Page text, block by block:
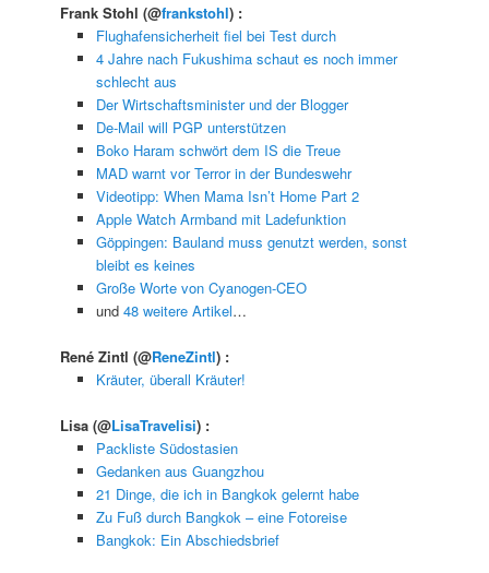
Frank Stohl(@frankstohl) :
Flughafensicherheit fiel bei Test durch
4 Jahre nach Fukushima schaut es noch immer
schlecht aus
Der Wirtschaftsminister und der Blogger
De-Mail will PGP unterstützen
Boko Haram schwört dem IS die Treue
MAD warnt vor Terror in der Bundeswehr
Videotipp: When Mama Isn’t Home Part 2
Apple Watch Armband mit Ladefunktion
Göppingen: Bauland muss genutzt werden, sonst
bleibt es keines
Große Worte von Cyanogen-CEO
und 48 weitere Artikel…
René Zintl(@ReneZintl) :
Kräuter, überall Kräuter!
Lisa(@LisaTravelisi) :
Packliste Südostasien
Gedanken aus Guangzhou
21 Dinge, die ich in Bangkok gelernt habe
Zu Fuß durch Bangkok – eine Fotoreise
Bangkok: Ein Abschiedsbrief